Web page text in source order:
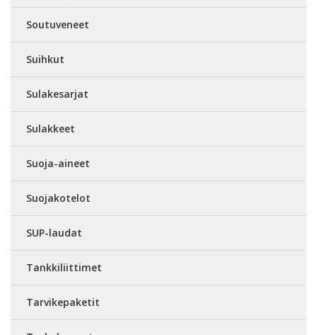
Soutuveneet
Suihkut
Sulakesarjat
Sulakkeet
Suoja-aineet
Suojakotelot
SUP-laudat
Tankkiliittimet
Tarvikepaketit